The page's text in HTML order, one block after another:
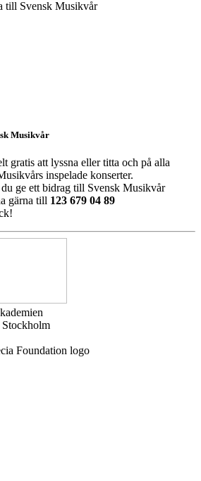
Musikvår
gratis att lyssna eller titta och på alla
inspelade konserter.
ge ett bidrag till Svensk Musikvår
gärna till 123 679 04 89